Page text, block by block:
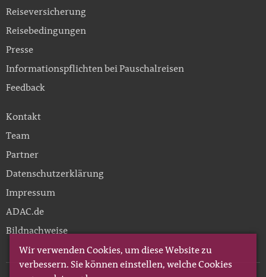
Reiseversicherung
Reisebedingungen
Presse
Informationspflichten bei Pauschalreisen
Feedback
Kontakt
Team
Partner
Datenschutzerklärung
Impressum
ADAC.de
Bildnachweise
Wir verwenden Cookies, um diese Website zu
verbessern. Sie können einstellen, welche Cookies